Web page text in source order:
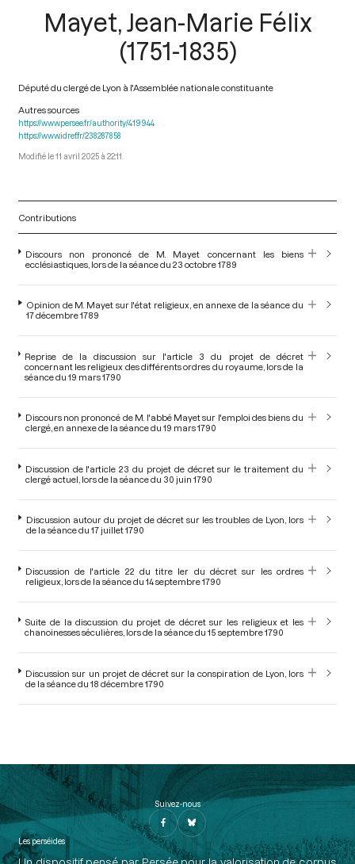
Mayet, Jean-Marie Félix
(1751-1835)
Député du clergé de Lyon à l'Assemblée nationale constituante
Autres sources
https://www.persee.fr/authority/419944
https://www.idref.fr/238287858
11 avril 2025 à 22:11
Contributions
Discours non prononcé de M. Mayet concernant les biens
ecclésiastiques, lors de la séance du 23 octobre 1789
Opinion de M. Mayet sur l'état religieux, en annexe de la séance du
17 décembre 1789
Reprise de la discussion sur l'article 3 du projet de décret
concernant les religieux des différents ordres du royaume, lors de la
séance du 19 mars 1790
Discours non prononcé de M. l'abbé Mayet sur l'emploi des biens du
clergé, en annexe de la séance du 19 mars 1790
Discussion de l'article 23 du projet de décret sur le traitement du
clergé actuel, lors de la séance du 30 juin 1790
Discussion autour du projet de décret sur les troubles de Lyon, lors
de la séance du 17 juillet 1790
Discussion de l'article 22 du titre Ier du décret sur les ordres
religieux, lors de la séance du 14 septembre 1790
Suite de la discussion du projet de décret sur les religieux et les
chanoinesses séculières, lors de la séance du 15 septembre 1790
Discussion sur un projet de décret sur la conspiration de Lyon, lors
de la séance du 18 décembre 1790
Suivez-nous
Les perséides